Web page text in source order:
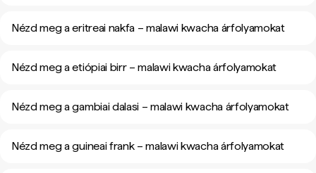
Nézd meg a eritreai nakfa – malawi kwacha árfolyamokat
Nézd meg a etiópiai birr – malawi kwacha árfolyamokat
Nézd meg a gambiai dalasi – malawi kwacha árfolyamokat
Nézd meg a guineai frank – malawi kwacha árfolyamokat